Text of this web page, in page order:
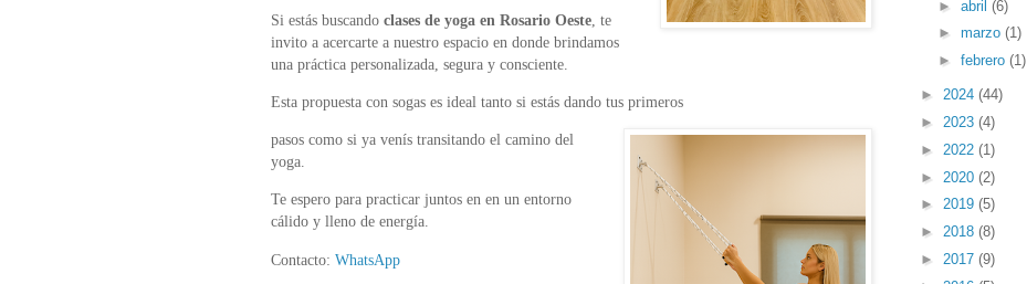
Si estás buscando clases de yoga en Rosario Oeste , te
invito a acercarte a nuestro espacio en donde brindamos
una práctica personalizada, segura y consciente.
Esta propuesta con sogas es ideal tanto si estás dando tus primeros
pasos como si ya venís transitando el camino del
yoga.
Te espero para practicar juntos en en un entorno
cálido y lleno de energía.
Contacto: WhatsApp
► abril (6)
► marzo (1)
► febrero (1)
► 2024 (44)
► 2023 (4)
► 2022 (1)
► 2020 (2)
► 2019 (5)
► 2018 (8)
► 2017 (9)